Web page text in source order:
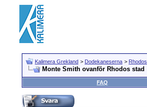
Kalimera Grekland > Dodekaneserna > Rhodos
Monte Smith ovanför Rhodos stad
FAQ